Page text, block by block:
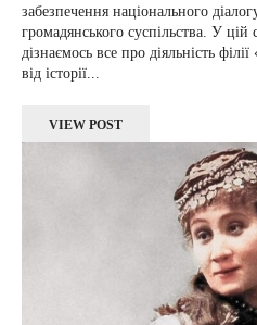
забезпечення національного
громадянського суспільства. У
дізнаємось все про діяльність
від історії...
VIEW POST